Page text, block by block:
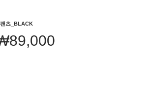
츠_BLACK
89,000현